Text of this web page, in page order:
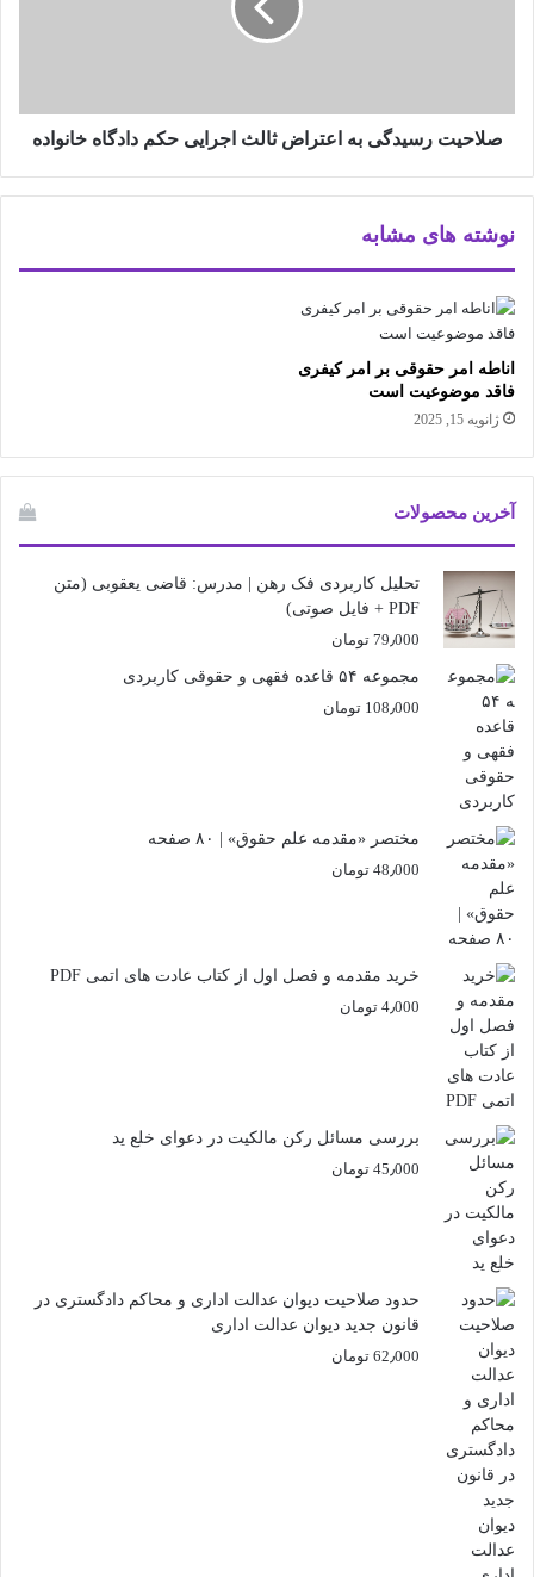
صلاحیت رسیدگی به اعتراض ثالث اجرایی حکم دادگاه خانواده
نوشته های مشابه
اناطه امر حقوقی بر امر کیفری
فاقد موضوعیت است
ژانویه 15, 2025
آخرین محصولات
تحلیل کاربردی فک رهن | مدرس: قاضی یعقوبی (متن
PDF + فایل صوتی)
79٫000 تومان
مجموعه ۵۴ قاعده فقهی و حقوقی کاربردی
108٫000 تومان
مختصر «مقدمه علم حقوق» | ۸۰ صفحه
48٫000 تومان
خرید مقدمه و فصل اول از کتاب عادت های اتمی PDF
4٫000 تومان
بررسی مسائل رکن مالکیت در دعوای خلع ید
45٫000 تومان
حدود صلاحیت دیوان عدالت اداری و محاکم دادگستری در
قانون جدید دیوان عدالت اداری
62٫000 تومان